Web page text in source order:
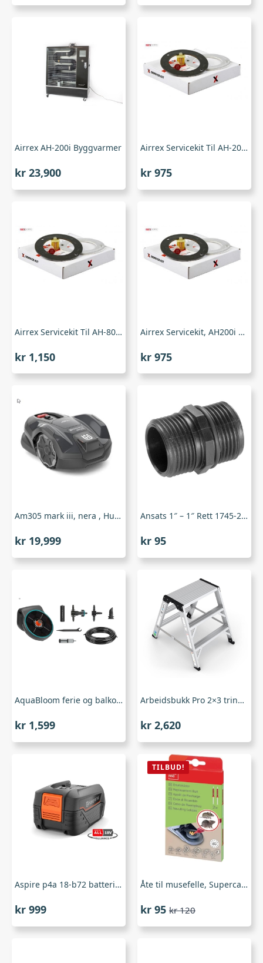
Airrex AH-200i Byggvarmer
kr 23,900
Airrex Servicekit Til AH-200 Og AH-300 (modelller uten app-styring)
kr 975
Airrex Servicekit Til AH-800 Og AH-800i
kr 1,150
Airrex Servicekit, AH200i og AH300i (Wifi)
kr 975
Am305 mark iii, nera , Husqvarna
kr 19,999
Ansats 1″ – 1″ Rett 1745-20, Gardena
kr 95
AquaBloom ferie og balkongvanningssett 1330-20, Gardena
kr 1,599
Arbeidsbukk Pro 2×3 trinn, Climber
kr 2,620
Aspire p4a 18-b72 batteri , Husqvarna
kr 999
TILBUD!
Åte til musefelle, Supercat PRO 2 x 3 gram
kr120
Opprinnelig
pris
kr 95
Nåværende
pris